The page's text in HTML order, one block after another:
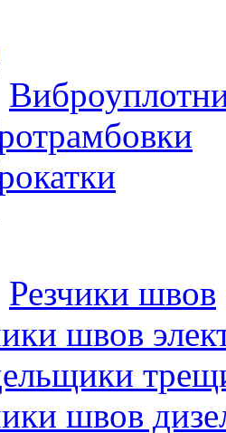
Резчики швов
швов
швов